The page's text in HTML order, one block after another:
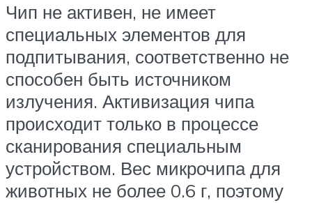
Чип не активен, не имеет
специальных элементов для
подпитывания, соответственно не
способен быть источником
излучения. Активизация чипа
происходит только в процессе
сканирования специальным
устройством. Вес микрочипа для
животных не более 0.6 г, поэтому